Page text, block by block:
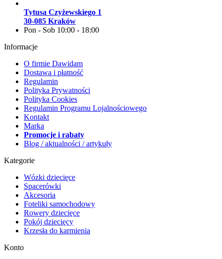
Tytusa Czyżewskiego 1
30-085 Kraków
Pon - Sob 10:00 - 18:00
Informacje
O firmie Dawidam
Dostawa i płatność
Regulamin
Polityka Prywatności
Polityka Cookies
Regulamin Programu Lojalnościowego
Kontakt
Marka
Promocje i rabaty
Blog / aktualności / artykuły
Kategorie
Wózki dziecięce
Spacerówki
Akcesoria
Foteliki samochodowy
Rowery dziecięce
Pokój dziecięcy
Krzesła do karmienia
Konto